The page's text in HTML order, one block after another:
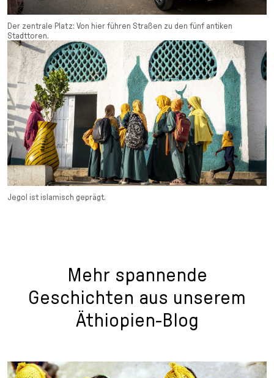
Der zentrale Platz: Von hier führen Straßen zu den fünf antiken
Stadttoren.
Jegol ist islamisch geprägt.
Mehr spannende
Geschichten aus unserem
Äthiopien-Blog